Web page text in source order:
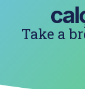
Take a